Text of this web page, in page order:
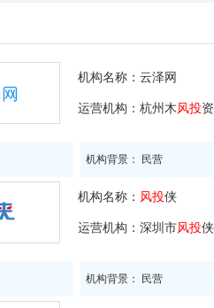
机构名称： 云泽网
运营机构：杭州木风投
机构背景： 民营
机构名称： 风投侠
运营机构：深圳市风投
机构背景： 民营